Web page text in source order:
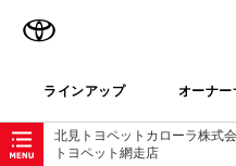
ラインアップ オーナー
北見トヨペットカローラ株式
トヨペット網走店
ローカルナビゲーション